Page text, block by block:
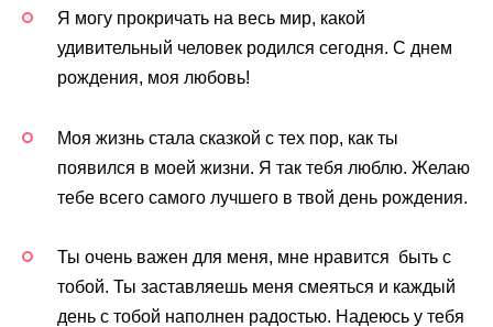
Я могу прокричать на весь мир, какой
удивительный человек родился сегодня. С днем
рождения, моя любовь!
Моя жизнь стала сказкой с тех пор, как ты
появился в моей жизни. Я так тебя люблю. Желаю
тебе всего самого лучшего в твой день рождения.
Ты очень важен для меня, мне нравится быть с
тобой. Ты заставляешь меня смеяться и каждый
день с тобой наполнен радостью. Надеюсь у тебя